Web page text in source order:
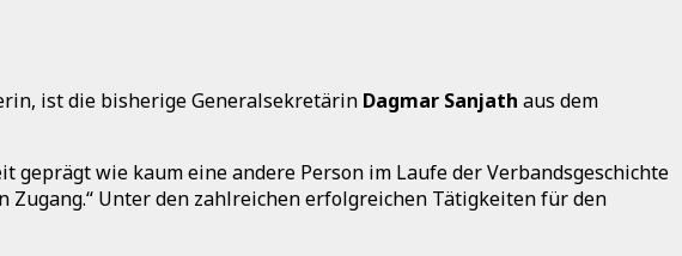
ist die bisherige Generalsekretärin Dagmar Sanjath aus dem
wie kaum eine andere Person im Laufe der Verbandsgeschichte
Unter den zahlreichen erfolgreichen Tätigkeiten für den